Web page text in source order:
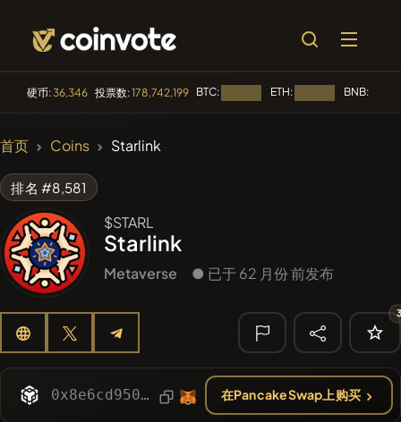
硬币:36,346 投票数:178,742,199 BTC: ETH: BNB:
#1015
Sirtoken SIR
#2052
🔎 最近搜索
❌没有最近
首页 Coins Starlink
排名 #8,581
$STARL
Starlink
Metaverse ● 已于 62 月份 前发布
0x8e6cd950ad6ba651f6dd608dc70e5886b1aa6b24 在PancakeSwap上购买